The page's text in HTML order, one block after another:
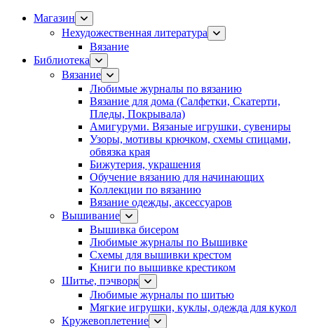
Магазин
Нехудожественная литература
Вязание
Библиотека
Вязание
Любимые журналы по вязанию
Вязание для дома (Салфетки, Скатерти,
Пледы, Покрывала)
Амигуруми. Вязаные игрушки, сувениры
Узоры, мотивы крючком, схемы спицами,
обвязка края
Бижутерия, украшения
Обучение вязанию для начинающих
Коллекции по вязанию
Вязание одежды, аксессуаров
Вышивание
Вышивка бисером
Любимые журналы по Вышивке
Схемы для вышивки крестом
Книги по вышивке крестиком
Шитье, пэчворк
Любимые журналы по шитью
Мягкие игрушки, куклы, одежда для кукол
Кружевоплетение